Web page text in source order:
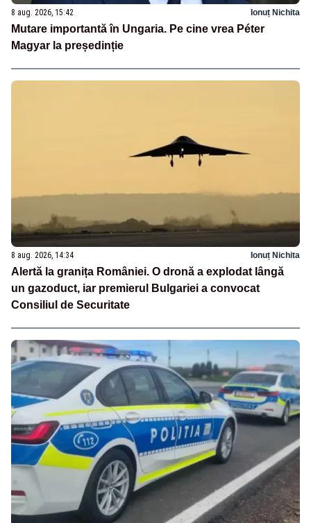
8 aug. 2026, 15:42 Ionuț Nichita
Mutare importantă în Ungaria. Pe cine vrea Péter
Magyar la președinție
8 aug. 2026, 14:34 Ionuț Nichita
Alertă la granița României. O dronă a explodat lângă
un gazoduct, iar premierul Bulgariei a convocat
Consiliul de Securitate